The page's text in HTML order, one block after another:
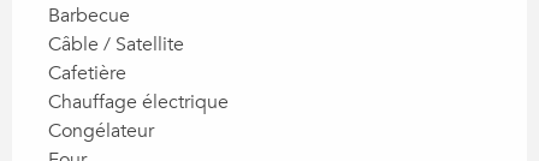
Barbecue
Câble / Satellite
Cafetière
Chauffage électrique
Congélateur